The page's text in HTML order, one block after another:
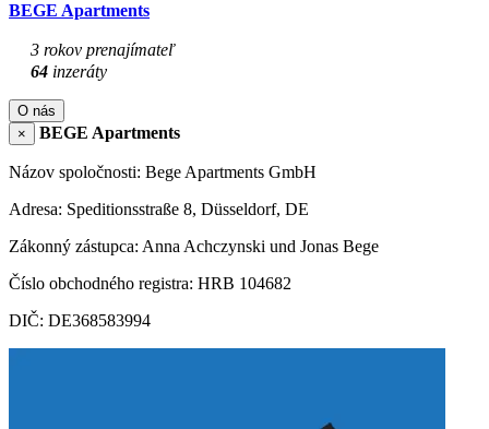
BEGE Apartments
3 rokov prenajímateľ
64 inzeráty
O nás
×
BEGE Apartments
Názov spoločnosti: Bege Apartments GmbH
Adresa: Speditionsstraße 8, Düsseldorf, DE
Zákonný zástupca: Anna Achczynski und Jonas Bege
Číslo obchodného registra: HRB 104682
DIČ: DE368583994